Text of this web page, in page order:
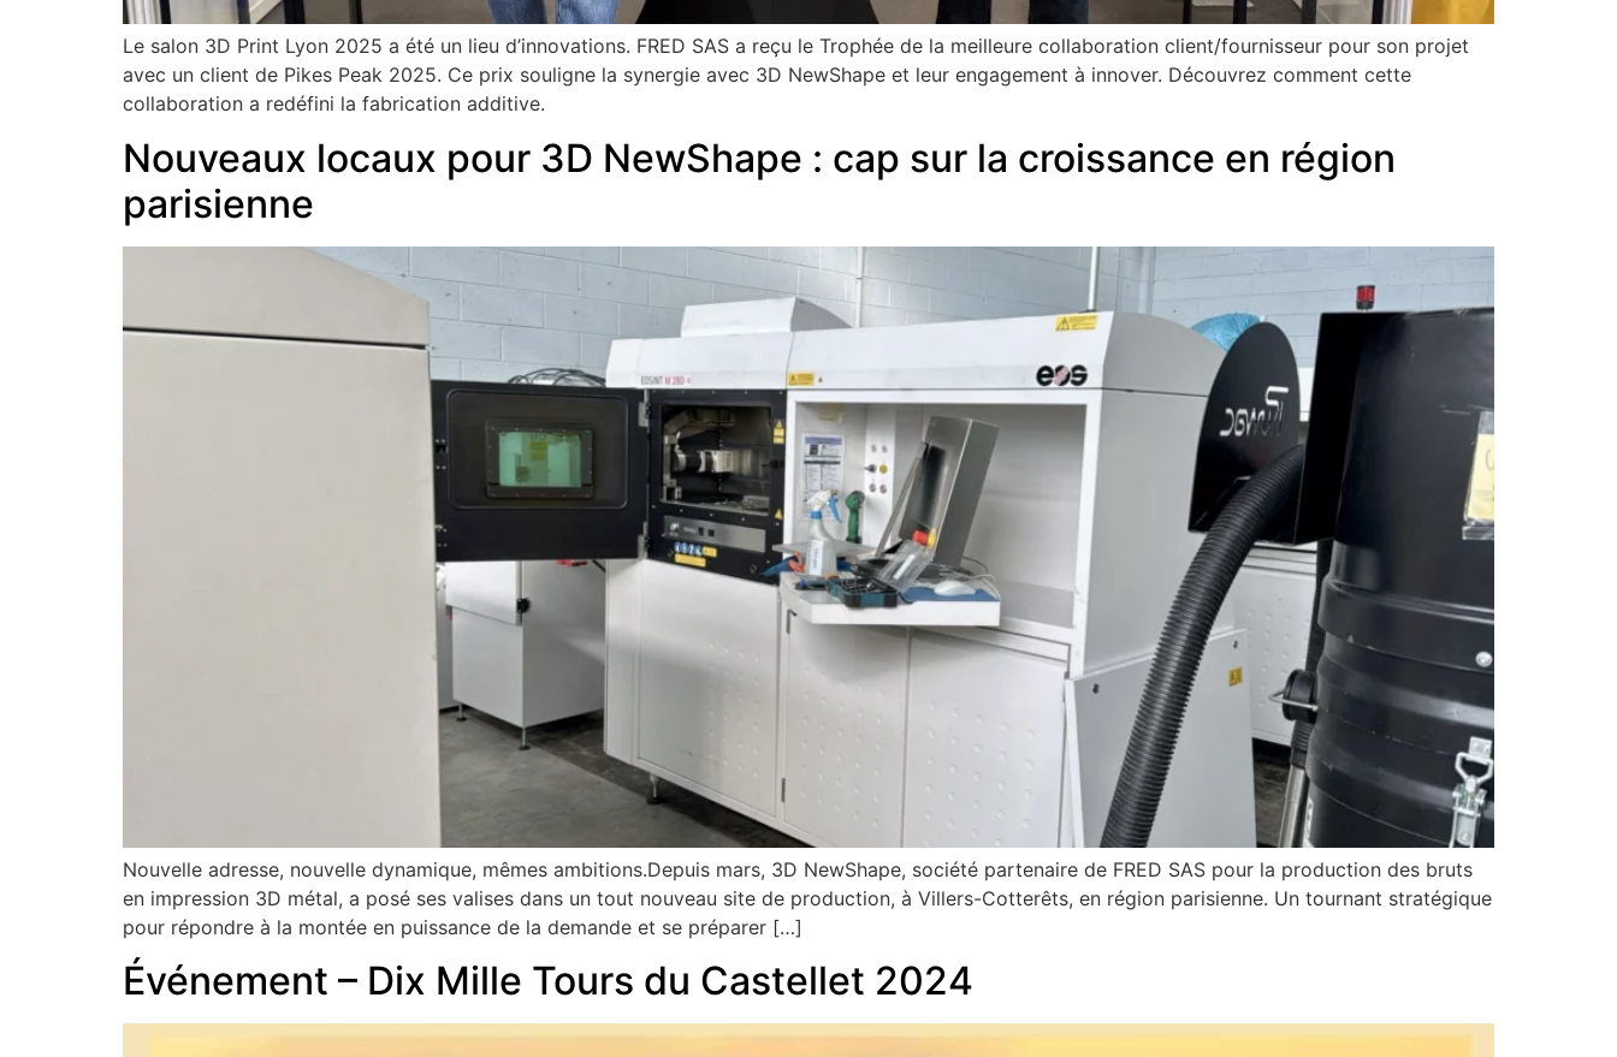
Le salon 3D Print Lyon 2025 a été un lieu d’innovations. FRED SAS a reçu le Trophée de la meilleure collaboration client/fournisseur pour son projet
avec un client de Pikes Peak 2025. Ce prix souligne la synergie avec 3D NewShape et leur engagement à innover. Découvrez comment cette
collaboration a redéfini la fabrication additive.
Nouveaux locaux pour 3D NewShape : cap sur la croissance en région
parisienne
Nouvelle adresse, nouvelle dynamique, mêmes ambitions.Depuis mars, 3D NewShape, société partenaire de FRED SAS pour la production des bruts
en impression 3D métal, a posé ses valises dans un tout nouveau site de production, à Villers-Cotterêts, en région parisienne. Un tournant stratégique
pour répondre à la montée en puissance de la demande et se préparer […]
Événement – Dix Mille Tours du Castellet 2024